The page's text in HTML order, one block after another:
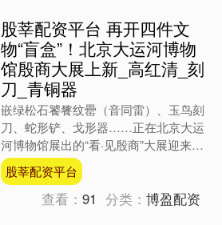
股莘配资平台 再开四件文
物“盲盒”！北京大运河博物
馆殷商大展上新_高红清_刻
刀_青铜器
嵌绿松石饕餮纹罍（音同雷）、玉鸟刻
刀、蛇形铲、戈形器……正在北京大运
河博物馆展出的“看·见殷商”大展迎来四
件文物新“盲盒”。之所以说是“盲盒”，
是因为这些文物并....
股莘配资平台
查看：91 分类：博盈配资